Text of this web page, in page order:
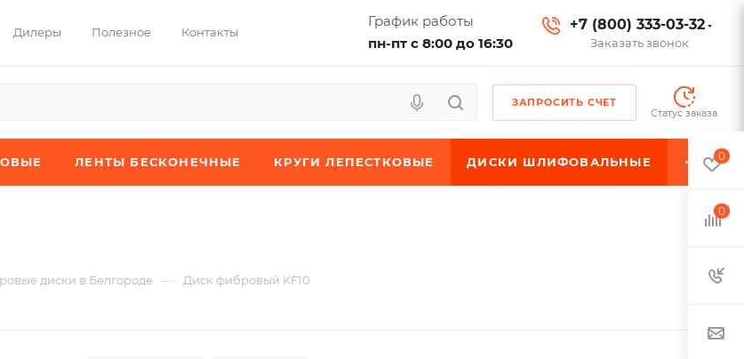
Дилеры Полезное Контакты
График работы
пн-пт с 8:00 до 16:30
+7 (800) 333-03-32
Заказать звонок
ЗАПРОСИТЬ СЧЕТ
Статус заказа
ЛЕНТЫ БЕСКОНЕЧНЫЕ КРУГИ ЛЕПЕСТКОВЫЕ ДИСКИ ШЛИФОВАЛЬНЫЕ
диски в Белгороде — Диск фибровый KF10
0
0